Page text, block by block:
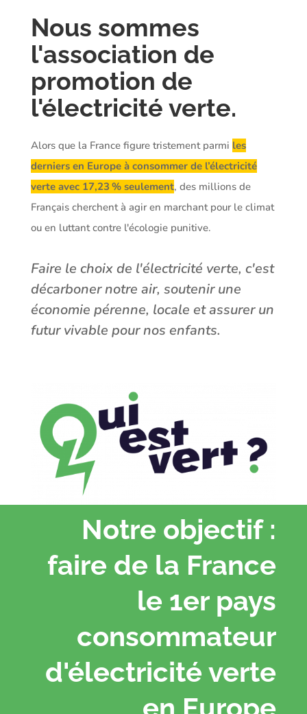
Nous sommes
l'association de
promotion de
l'électricité verte.
Alors que la France figure tristement parmi les
derniers en Europe à consommer de l’électricité
verte avec 17,23 % seulement, des millions de
Français cherchent à agir en marchant pour le climat
ou en luttant contre l'écologie punitive.
Faire le choix de l'électricité verte, c'est
décarboner notre air, soutenir une
économie pérenne, locale et assurer un
futur vivable pour nos enfants.
Notre objectif :
faire de la France
le 1er pays
consommateur
d'électricité verte
en Europe